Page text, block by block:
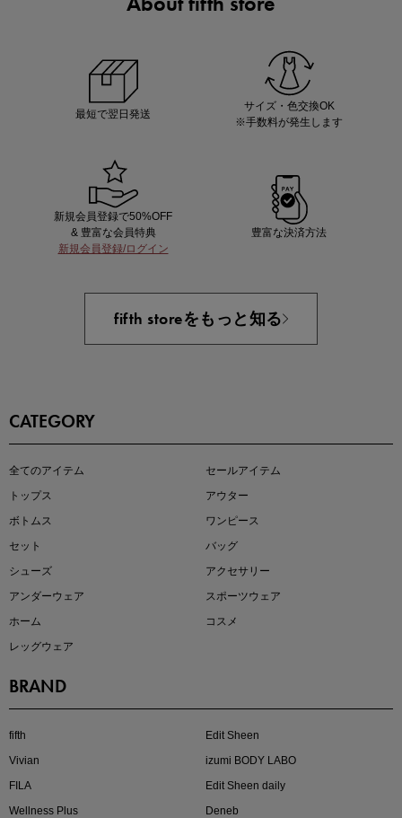
即戦力アイテム続々対象
最短で翌日発送
サイズ・色交換OK
※手数料が発生します
新規会員登録で50%OFF
& 豊富な会員特典
新規会員登録/ログイン
豊富な決済方法
fifth storeをもっと知る
CATEGORY
全てのアイテム
セールアイテム
トップス
アウター
ボトムス
ワンピース
セット
バッグ
シューズ
アクセサリー
アンダーウェア
スポーツウェア
ホーム
コスメ
レッグウェア
BRAND
fifth
Edit Sheen
Vivian
izumi BODY LABO
FILA
Edit Sheen daily
Wellness Plus
Deneb